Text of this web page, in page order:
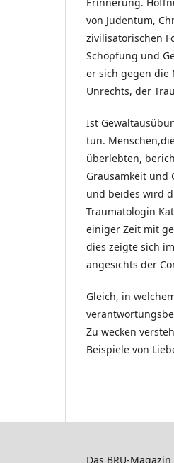
von Judentum,
zivilisatorischen
Schöpfung und
er sich gegen die
Unrechts, der
Ist
tun.
überlebten,
Grausamkeit und
und beides wird
Traumatologin
einiger Zeit mit
dies zeigte sich
angesichts der
Gleich, in
Zu wecken
Beispiele von
Das BRU-